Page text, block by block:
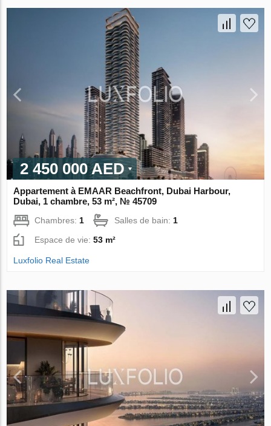
2 450 000 AED
Appartement à EMAAR Beachfront, Dubai Harbour,
Dubai, 1 chambre, 53 m², № 45709
Chambres:1 Salles de bain:1
Espace de vie:53 m²
Luxfolio Real Estate